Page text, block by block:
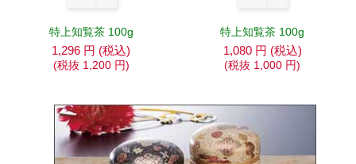
特上知覧茶 100g
1,296 円 (税込)
(税抜 1,200 円)
特上知覧茶 100g
1,080 円 (税込)
(税抜 1,000 円)